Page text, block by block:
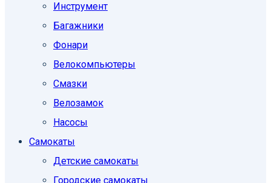
Инструмент
Багажники
Фонари
Велокомпьютеры
Смазки
Велозамок
Насосы
Самокаты
Детские самокаты
Городские самокаты